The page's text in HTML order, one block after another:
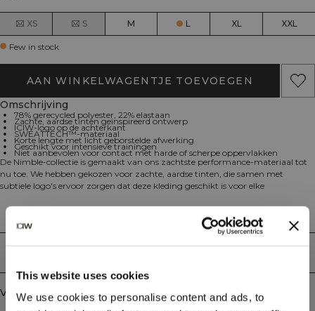
This website uses cookies
We use cookies to personalise content and ads, to
XS S M L XL XXL
Few in stock
AAN WINKELWAGENTJE TOEVOEGEN
Omschrijving
78% gerecycled polyester, 22% elastaan
Zachte, aardse tinten geïnspireerd ontwerp
ICIW-logo op de achterkant
SWEATTECH™-materiaal
Korte lengte met licht geborstelde afwerking
Geschikt voor intensieve trainingen
Niet aanbevolen voor contact met harde of scherpe oppervlakken
De Nimble-collectie is gemaakt van ons zachtste performance-materiaal tot
nu toe. We hebben gekozen voor zachte, aardse tinten, die samen met
subtiele logo's ervoor zorgen dat deze kleding geschikt is voor elke
achterkant. SWEATTECH™. Korte lengte. Het licht geborstelde materiaal is
ideaal voor intensieve trainingen. We adviseren echter om activiteiten te
vermijden waarbij de legging voortdurend in contact komt met harde of
scherpe materialen, zoals de ruwe oppervlakken van barbells. Verkrijgbaar in
Nimble-collectie! 78% gerecycled polyester, 22% elastaan.
Vergelijkbare producten